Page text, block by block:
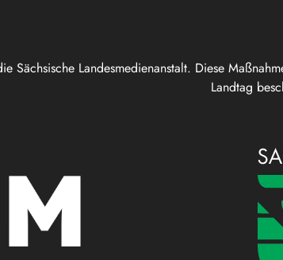
Sächsische Landesmedienanstalt. Diese
Landtag